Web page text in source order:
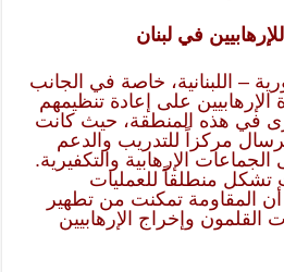
في لبنان
– اللبنانية، خاصة في الجانب
على إعادة تنظيمهم
في هذه المنطقة، حيث كانت
مركزاً للتدريب والدعم
الإرهابية والتكفيرية.
منطلقاً للعمليات
أن المقاومة تمكنت من تطهير
وإخراج الإرهابيين